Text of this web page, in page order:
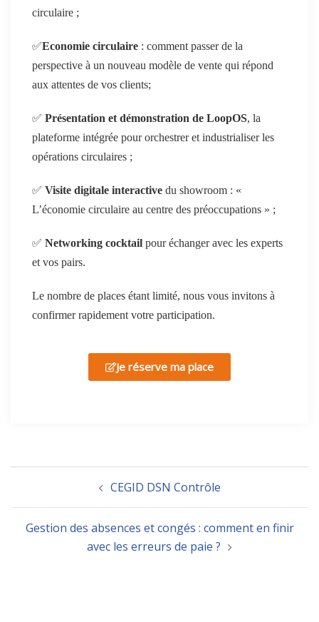
circulaire ;
✅Economie circulaire : comment passer de la
perspective à un nouveau modèle de vente qui répond
aux attentes de vos clients;
✅ Présentation et démonstration de LoopOS, la
plateforme intégrée pour orchestrer et industrialiser les
opérations circulaires ;
✅ Visite digitale interactive du showroom : «
L’économie circulaire au centre des préoccupations » ;
✅ Networking cocktail pour échanger avec les experts
et vos pairs.
Le nombre de places étant limité, nous vous invitons à
confirmer rapidement votre participation.
Je réserve ma place
CEGID DSN Contrôle
Gestion des absences et congés : comment en finir
avec les erreurs de paie ?